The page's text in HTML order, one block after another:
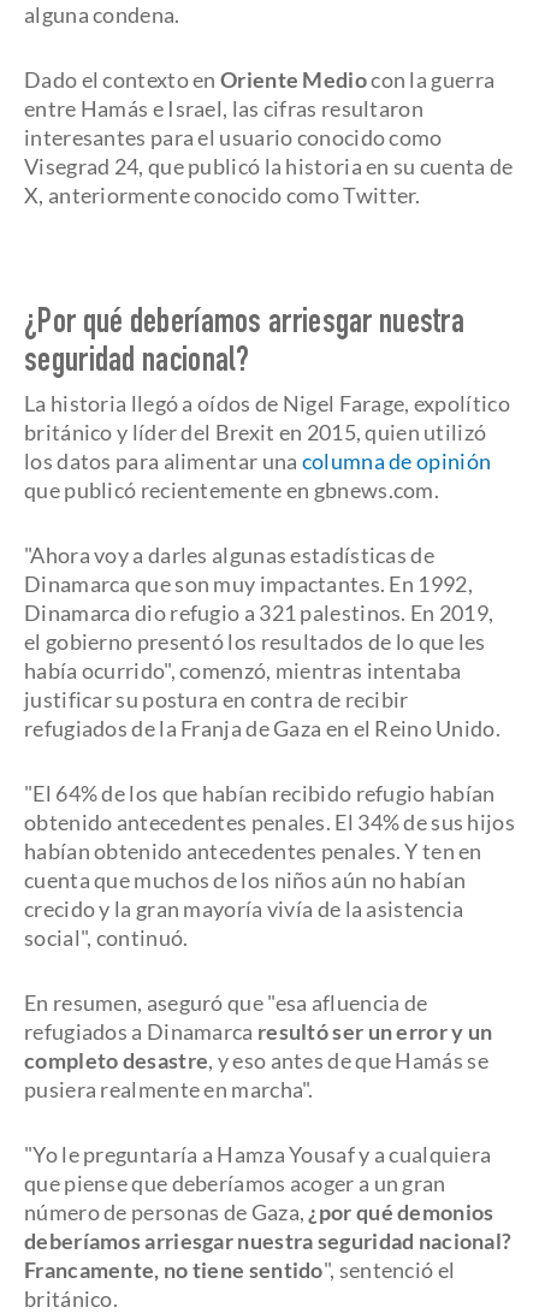
alguna condena.
Dado el contexto en Oriente Mediocon la guerra
entre Hamás e Israel, las cifras resultaron
interesantes para el usuario conocido como
Visegrad 24, que publicó la historia en su cuenta de
X, anteriormente conocido como Twitter.
¿Por qué deberíamos arriesgar nuestra
seguridad nacional?
La historia llegó a oídos de Nigel Farage, expolítico
británico y líder del Brexit en 2015, quien utilizó
los datos para alimentar una columna de opinión
que publicó recientemente en gbnews.com.
"Ahora voy a darles algunas estadísticas de
Dinamarca que son muy impactantes. En 1992,
Dinamarca dio refugio a 321 palestinos. En 2019,
el gobierno presentó los resultados de lo que les
había ocurrido", comenzó, mientras intentaba
justificar su postura en contra de recibir
refugiados de la Franja de Gaza en el Reino Unido.
"El 64% de los que habían recibido refugio habían
obtenido antecedentes penales. El 34% de sus hijos
habían obtenido antecedentes penales. Y ten en
cuenta que muchos de los niños aún no habían
crecido y la gran mayoría vivía de la asistencia
social", continuó.
En resumen, aseguró que "esa afluencia de
refugiados a Dinamarca resultó ser un error y un
completo desastre, y eso antes de que Hamás se
pusiera realmente en marcha".
"Yo le preguntaría a Hamza Yousaf y a cualquiera
que piense que deberíamos acoger a un gran
número de personas de Gaza, ¿por qué demonios
deberíamos arriesgar nuestra seguridad nacional?
Francamente, no tiene sentido", sentenció el
británico.